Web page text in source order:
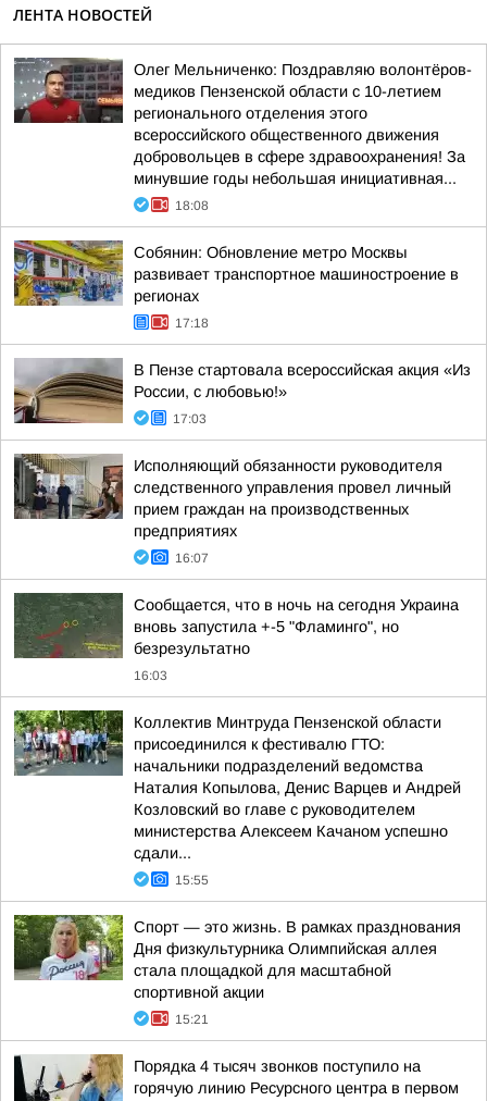
ЛЕНТА НОВОСТЕЙ
Олег Мельниченко: Поздравляю волонтёров-
медиков Пензенской области с 10-летием
регионального отделения этого
всероссийского общественного движения
добровольцев в сфере здравоохранения! За
минувшие годы небольшая инициативная...
18:08
Собянин: Обновление метро Москвы
развивает транспортное машиностроение в
регионах
17:18
В Пензе стартовала всероссийская акция «Из
России, с любовью!»
17:03
Исполняющий обязанности руководителя
следственного управления провел личный
прием граждан на производственных
предприятиях
16:07
Сообщается, что в ночь на сегодня Украина
вновь запустила +-5 "Фламинго", но
безрезультатно
16:03
Коллектив Минтруда Пензенской области
присоединился к фестивалю ГТО:
начальники подразделений ведомства
Наталия Копылова, Денис Варцев и Андрей
Козловский во главе с руководителем
министерства Алексеем Качаном успешно
сдали...
15:55
Спорт — это жизнь. В рамках празднования
Дня физкультурника Олимпийская аллея
стала площадкой для масштабной
спортивной акции
15:21
Порядка 4 тысяч звонков поступило на
горячую линию Ресурсного центра в первом